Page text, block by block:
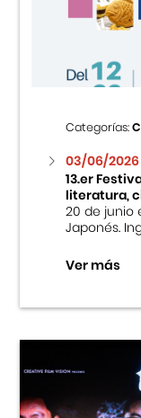
Centro
Cursos
Museo de
Fondo
Teatro
Categorías:
03/06/2026
13.er
literatura,
20 de junio
Japonés.
Ver más